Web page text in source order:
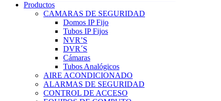
Productos
CAMARAS DE SEGURIDAD
Domos IP Fijo
Tubos IP Fijos
NVR’S
DVR´S
Cámaras
Tubos Analógicos
AIRE ACONDICIONADO
ALARMAS DE SEGURIDAD
CONTROL DE ACCESO